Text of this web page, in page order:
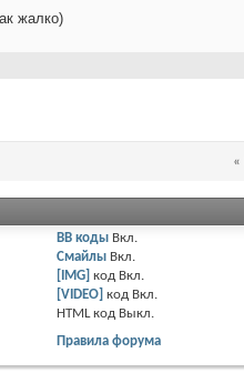
жалко)
«
BB коды Вкл.
Смайлы Вкл.
[IMG] код Вкл.
[VIDEO] код Вкл.
HTML код Выкл.
Правила форума